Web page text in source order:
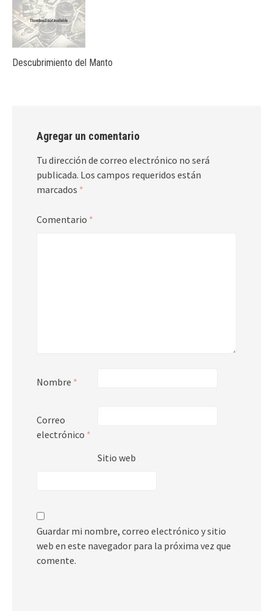
Descubrimiento del Manto
Agregar un comentario
Tu dirección de correo electrónico no será
publicada. Los campos requeridos están
marcados *
Comentario *
Nombre *
Correo
electrónico *
Sitio web
Guardar mi nombre, correo electrónico y sitio
web en este navegador para la próxima vez que
comente.